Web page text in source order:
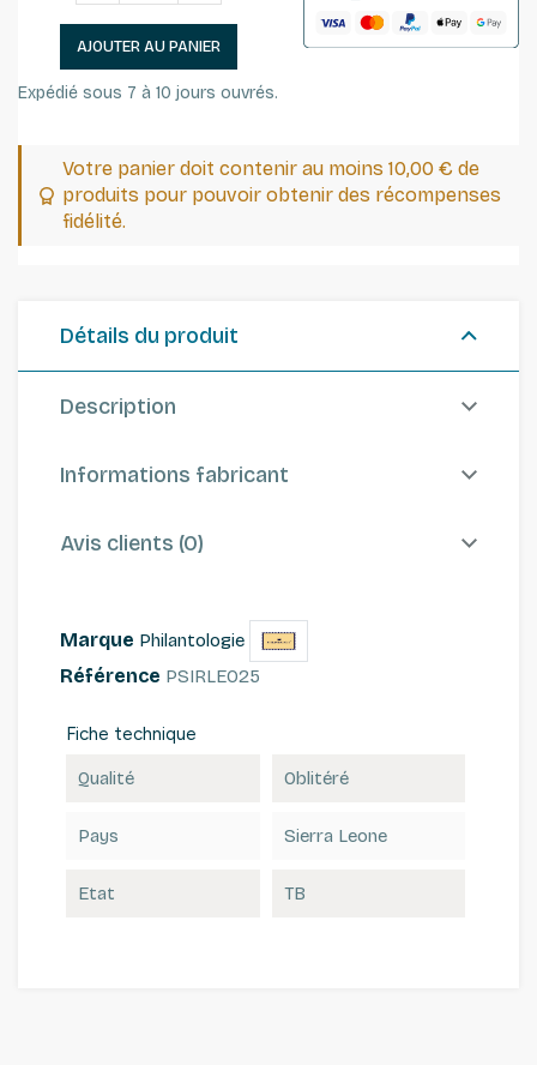
AJOUTER AU PANIER
Expédié sous 7 à 10 jours ouvrés.
Votre panier doit contenir au moins 10,00 € de
produits pour pouvoir obtenir des récompenses
fidélité.
Détails du produit
Description
Informations fabricant
Avis clients (0)
Marque Philantologie
Référence PSIRLEO25
Fiche technique
Qualité Oblitéré
Pays Sierra Leone
Etat TB